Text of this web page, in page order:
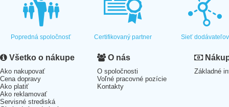
Popredná spoločnosť Certifikovaný partner Sieť dodávateľov
Všetko o nákupe
Ako nakupovať
Cena dopravy
Ako platiť
Ako reklamovať
Servisné strediská
O nás
O spoločnosti
Voľné pracovné pozície
Kontakty
Základné